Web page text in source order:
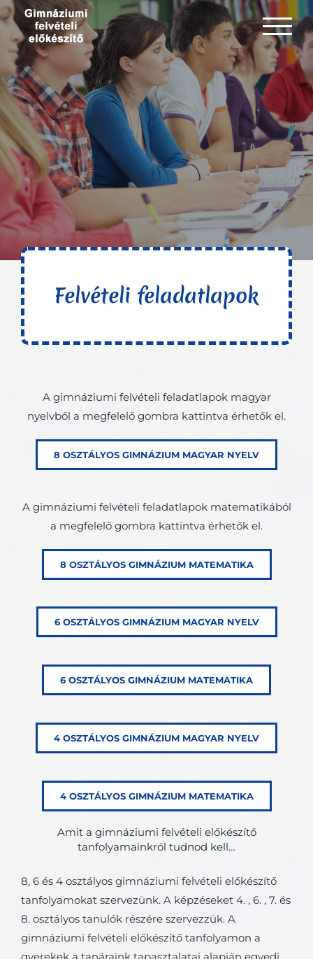
Kihagyás
Felvételi feladatlapok
A gimnáziumi felvételi feladatlapok magyar
nyelvből a megfelelő gombra kattintva érhetők el.
8 OSZTÁLYOS GIMNÁZIUM MAGYAR NYELV
A gimnáziumi felvételi feladatlapok matematikából
a megfelelő gombra kattintva érhetők el.
8 OSZTÁLYOS GIMNÁZIUM MATEMATIKA
6 OSZTÁLYOS GIMNÁZIUM MAGYAR NYELV
6 OSZTÁLYOS GIMNÁZIUM MATEMATIKA
4 OSZTÁLYOS GIMNÁZIUM MAGYAR NYELV
4 OSZTÁLYOS GIMNÁZIUM MATEMATIKA
Amit a gimnáziumi felvételi előkészítő
tanfolyamainkról tudnod kell…
8, 6 és 4 osztályos gimnáziumi felvételi előkészítő
tanfolyamokat szervezünk. A képzéseket 4. , 6. , 7. és
8. osztályos tanulók részére szervezzük. A
gimnáziumi felvételi előkészítő tanfolyamon a